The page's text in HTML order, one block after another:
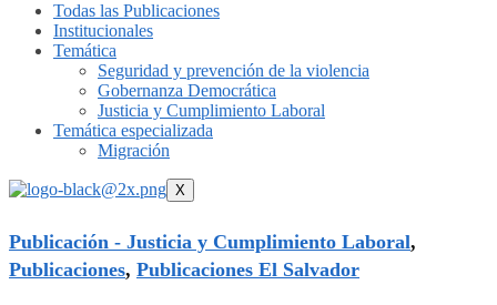
Todas las Publicaciones
Institucionales
Temática
Seguridad y prevención de la violencia
Gobernanza Democrática
Justicia y Cumplimiento Laboral
Temática especializada
Migración
X
Publicación - Justicia y Cumplimiento Laboral,
Publicaciones, Publicaciones El Salvador